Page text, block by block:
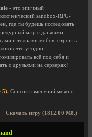
- это эпичный
sandbox-RPG-
где ты будешь исследовать
мир с данжами,
и толпами мобов, строить
что угодно,
всё под себя и
с друзьями на серверах!
5). Список изменений можно
Скачать игру (1812.00 Мб.)